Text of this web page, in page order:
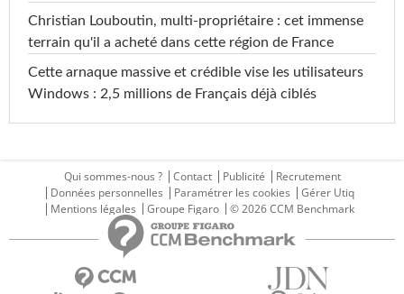
Christian Louboutin, multi-propriétaire : cet immense
terrain qu'il a acheté dans cette région de France
Cette arnaque massive et crédible vise les utilisateurs
Windows : 2,5 millions de Français déjà ciblés
Qui sommes-nous ? Contact Publicité
Recrutement
Données personnelles
Paramétrer les cookies
Gérer Utiq
Mentions légales
Groupe Figaro © 2026 CCM Benchmark